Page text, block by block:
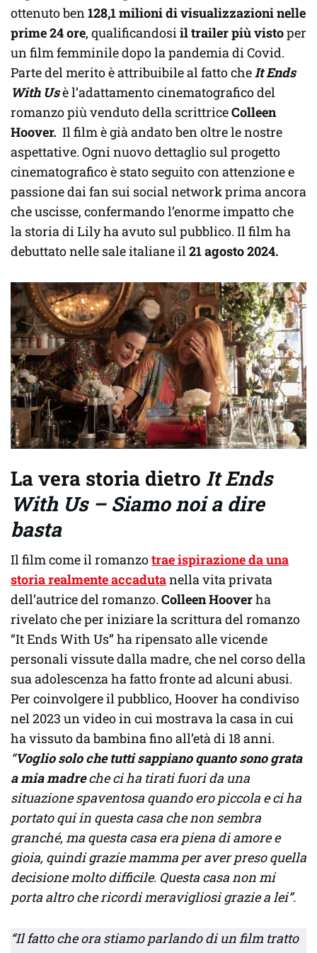
ottenuto ben128,1 milioni di visualizzazioni nelle
prime 24 ore, qualificandosiil trailer più vistoper
un film femminile dopo la pandemia di Covid.
Parte del merito è attribuibile al fatto cheIt Ends
With Usè l’adattamento cinematografico del
romanzo più venduto della scrittriceColleen
Hoover. Il film è già andato ben oltre le nostre
aspettative. Ogni nuovo dettaglio sul progetto
cinematografico è stato seguito con attenzione e
passione dai fan sui social network prima ancora
che uscisse, confermando l’enorme impatto che
la storia di Lily ha avuto sul pubblico. Il film ha
debuttato nelle sale italiane il21 agosto 2024.
La vera storia dietro It Ends
With Us – Siamo noi a dire
basta
Il film come il romanzotrae ispirazione da una
storia realmente accadutanella vita privata
dell’autrice del romanzo. Colleen Hooverha
rivelato che per iniziare la scrittura del romanzo
“It Ends With Us” ha ripensato alle vicende
personali vissute dalla madre, che nel corso della
sua adolescenza ha fatto fronte ad alcuni abusi.
Per coinvolgere il pubblico, Hoover ha condiviso
nel 2023 un video in cui mostrava la casa in cui
ha vissuto da bambina fino all’età di 18 anni.
“Voglio solo che tutti sappiano quanto sono grata
a mia madreche ci ha tirati fuori da una
situazione spaventosa quando ero piccola e ci ha
portato qui in questa casa che non sembra
granché, ma questa casa era piena di amore e
gioia, quindi grazie mamma per aver preso quella
decisione molto difficile. Questa casa non mi
porta altro che ricordi meravigliosi grazie a lei”.
“Il fatto che ora stiamo parlando di un film tratto